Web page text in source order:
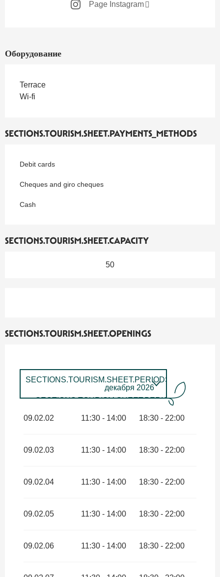
Page Instagram
Оборудование
Terrace
Wi-fi
SECTIONS.TOURISM.SHEET.PAYMENTS_METHODS
Debit cards
Cheques and giro cheques
Cash
SECTIONS.TOURISM.SHEET.CAPACITY
50
SECTIONS.TOURISM.SHEET.OPENINGS
декабря 2026
SECTIONS.TOURISM.SHEET.PERIODS.FROM
2027 SECTIONS.TOURISM.SHEET.PERIODS.UNTIL
09.02.02 11:30 - 14:00 18:30 - 22:00
09.02.03 11:30 - 14:00 18:30 - 22:00
09.02.04 11:30 - 14:00 18:30 - 22:00
09.02.05 11:30 - 14:00 18:30 - 22:00
09.02.06 11:30 - 14:00 18:30 - 22:00